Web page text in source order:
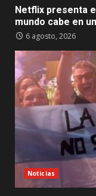
Netflix presenta
mundo cabe en
6 agosto, 2026
Noticias